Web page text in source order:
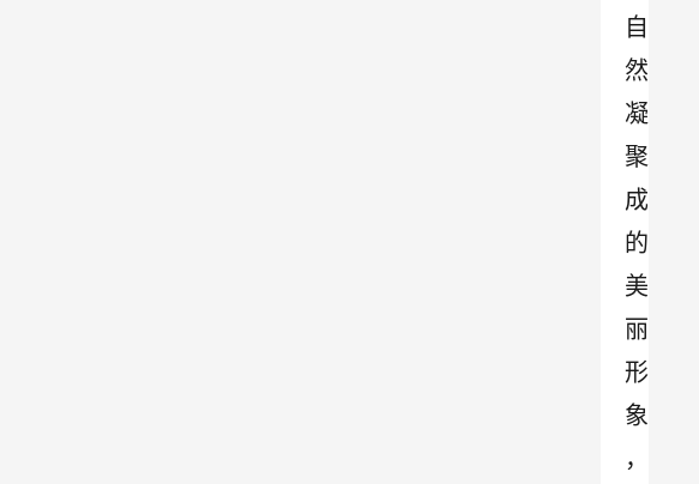
自
然
凝
聚
成
的
美
丽
形
象
，